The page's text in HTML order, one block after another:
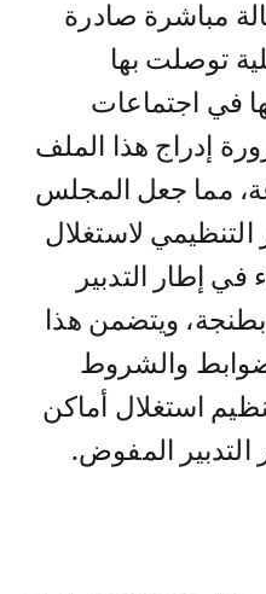
مباشرة صادرة
توصلت بها
في اجتماعات
إدراج هذا الملف
مما جعل المجلس
التنظيمي لاستغلال
في إطار التدبير
ويتضمن هذا
والشروط
استغلال أماكن
التدبير المفوض.